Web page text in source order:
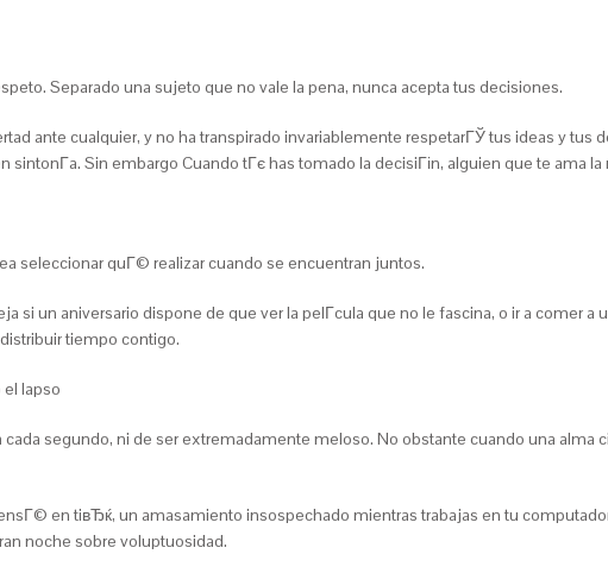
Separado una sujeto que no vale la pena, nunca acepta tus decisiones.
ante cualquier, y no ha transpirado invariablemente respetarГЎ tus ideas y tus
Sin embargo Cuando tГє has tomado la decisiГіn, alguien que te ama
seleccionar quГ© realizar cuando se encuentran juntos.
si un aniversario dispone de que ver la pelГ­cula que no le fascina, o ir a comer a
tiempo contigo.
lapso
segundo, ni de ser extremadamente meloso. No obstante cuando una alma
en tiвЂќ, un amasamiento insospechado mientras trabajas en tu
noche sobre voluptuosidad.